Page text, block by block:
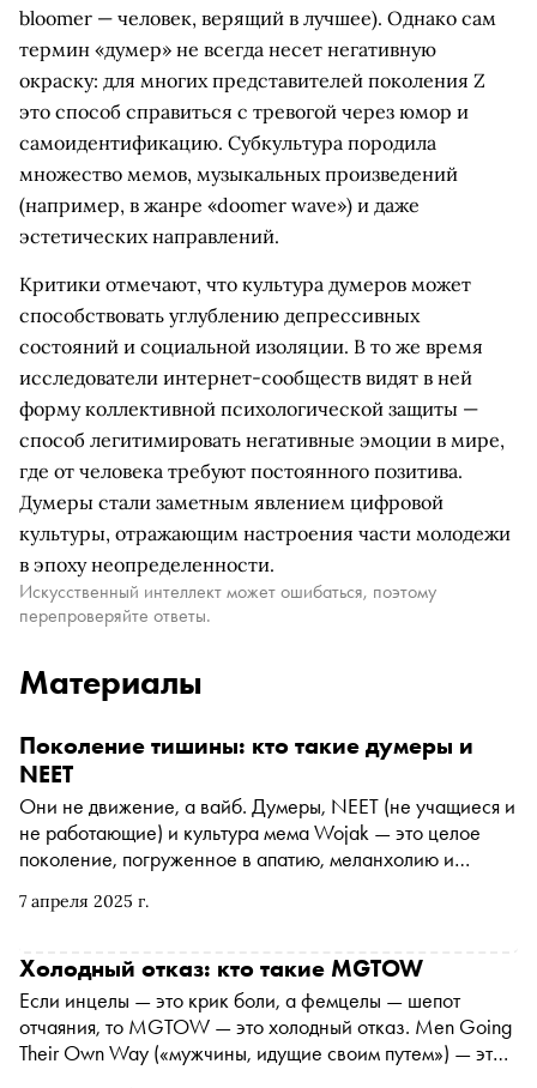
bloomer — человек, верящий в лучшее). Однако сам
термин «думер» не всегда несет негативную
окраску: для многих представителей поколения Z
это способ справиться с тревогой через юмор и
самоидентификацию. Субкультура породила
множество мемов, музыкальных произведений
(например, в жанре «doomer wave») и даже
эстетических направлений.
Критики отмечают, что культура думеров может
способствовать углублению депрессивных
состояний и социальной изоляции. В то же время
исследователи интернет-сообществ видят в ней
форму коллективной психологической защиты —
способ легитимировать негативные эмоции в мире,
где от человека требуют постоянного позитива.
Думеры стали заметным явлением цифровой
культуры, отражающим настроения части молодежи
в эпоху неопределенности.
Искусственный интеллект может ошибаться, поэтому
перепроверяйте ответы.
Материалы
7 апреля 2025 г.
Поколение тишины: кто такие думеры и
NEET
Они не движение, а вайб. Думеры, NEET (не учащиеся и
не работающие) и культура мема Wojak — это целое
поколение, погруженное в апатию, меланхолию и
отличие от агрессивных инцелов или
манифестов — только экзистенциальная усталость, отказ
от социальных гонок и мрачная самоирония. За
депрессивными плейлистами и мемами скрывается
реальная психологическая уязвимость: риск ухода в
изоляцию, депрессию и даже саморазрушение.
Холодный отказ: кто такие MGTOW
Если инцелы — это крик боли, а фемцелы — шепот
отчаяния, то MGTOW — это холодный отказ. Men Going
Their Own Way («мужчины, идущие своим путем») — это